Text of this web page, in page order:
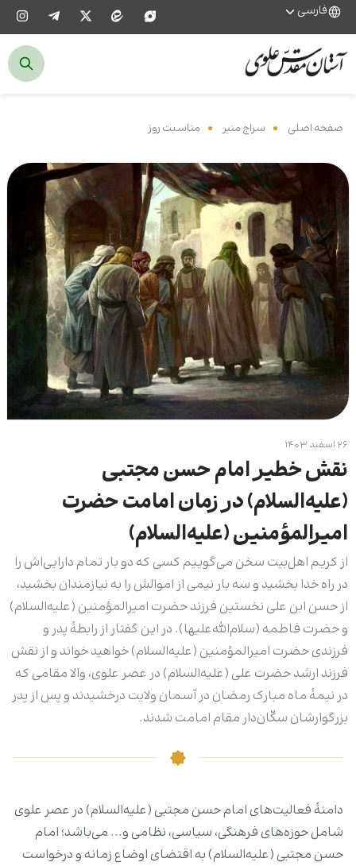
فارسی
صفحه اصلی سراج منیر مناسبت روز
۲۶ اسفند ۱۴۰۳
نقش خطیر امام حسن مجتبی
(علیه‌السلام) در زمان امامت حضرت
امیرالمؤمنین (علیه‌السلام)
از کریم‌ اهل‌بیت سخن می‌گوییم کسی که دو بار تمام دارایی‌اش را
در راه خدا بخشید و سه بار نیمی از اموالش را به نیازمندان بخشید،
از حسن ابن علی نخستین فرزند حضرت امیرالمؤمنین (علیه‌السلام)
و حضرت فاطمه (سلام‌الله‌علیها). در این گفتار از رابطۀ پدر و
فرزندی حضرت امیرالمؤمنین (علیه‌السلام) خواهید خواند و از نقش
فرزند ارشد حضرت علی (علیه‌السلام) در عصر علوی، والا مقامی که
در نیمۀ ماه مبارک رمضان در آسمان ولایت درخشیدند و پس از پدر
بزرگوارشان سکّان‌دار مقام امامت شدند.
دامنۀ فعالیت‌های امام حسن مجتبی (علیه‌السلام) در عصر علوی
شامل حوزه‌های فرهنگی، سیاسی، نظامی‌ و... می‌باشد؛ امام
حسن مجتبی (علیه‌السلام) به اقتضای اوضاع زمانه و درخواست